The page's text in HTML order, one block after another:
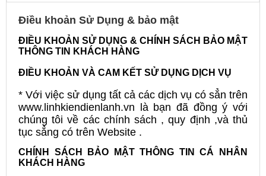
Điều khoản Sử Dụng & bảo mật
ĐIỀU KHOẢN SỬ DỤNG & CHÍNH SÁCH BẢO MẬT
THÔNG TIN KHÁCH HÀNG
ĐIỀU KHOẢN VÀ CAM KẾT SỬ DỤNG DỊCH VỤ
* Với việc sử dụng tất cả các dịch vụ có sẳn trên
www.linhkiendienlanh.vn là bạn đã đồng ý với
chúng tôi về các chính sách , quy định ,và thủ
tục sẳng có trên Website .
CHÍNH SÁCH BẢO MẬT THÔNG TIN CÁ NHÂN
KHÁCH HÀNG